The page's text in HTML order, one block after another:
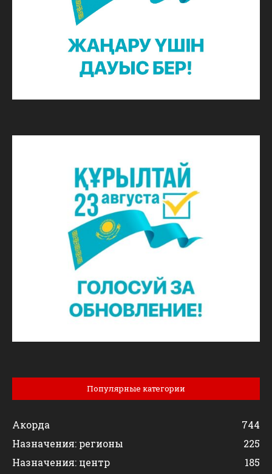
Популярные категории
Акорда
744
Назначения: регионы
225
Назначения: центр
185